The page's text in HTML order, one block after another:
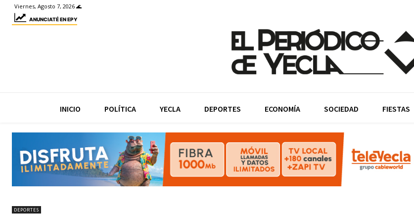
Viernes, Agosto 7, 2026 🌊
ANUNCIATÉ EN EPY
INICIO POLÍTICA YECLA DEPORTES ECONOMÍA SOCIEDAD FIESTAS
DEPORTES